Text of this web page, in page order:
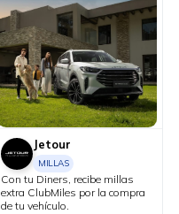
Jetour
MILLAS
Con tu Diners, recibe millas
extra ClubMiles por la compra
de tu vehículo.